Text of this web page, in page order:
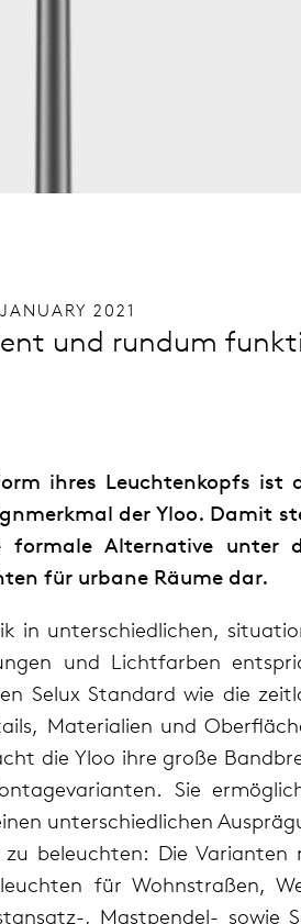
und rundum
2021
ihres Leuch­ten­kopfs ist
der Yloo. Damit
for­male Alter­na­tive unter
für urbane Räume dar.
in unter­schied­li­chen,
und Licht­far­ben
Selux Stan­dard wie die
Mate­ria­lien und
die Yloo ihre große
Sie
unter­schied­li­chen
beleuch­ten: Die
für Wohn­stra­ßen,
, Mast­pen­del- sowie